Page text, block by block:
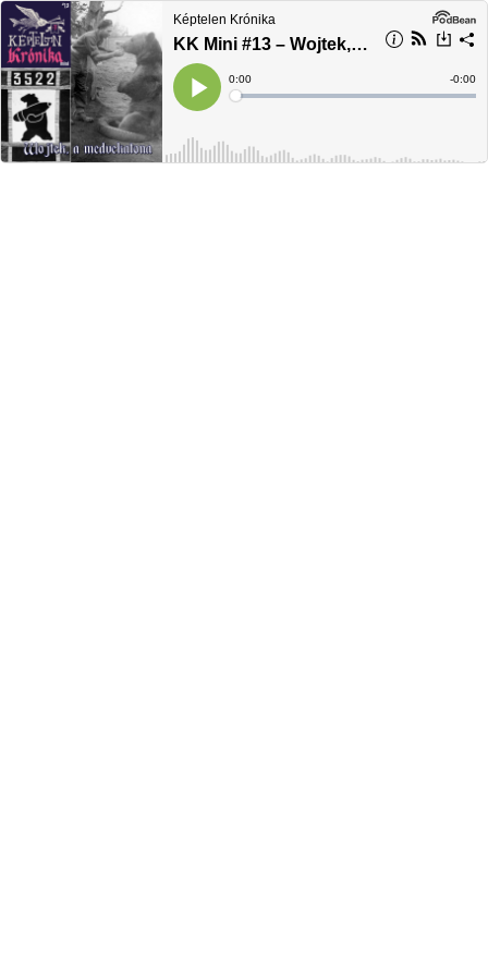
Képtelen Krónika
KK Mini #13 – Wojtek, a medvekatona
Play
Current
Time
0:00
Loaded:
Time
-0:00